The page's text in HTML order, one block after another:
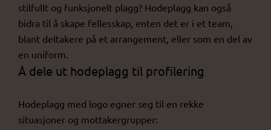
stilfullt og funksjonelt plagg? Hodeplagg kan også
bidra til å skape fellesskap, enten det er i et team,
blant deltakere på et arrangement, eller som en del av
en uniform.
Å dele ut hodeplagg til profilering
Hodeplagg med logo egner seg til en rekke
situasjoner og mottakergrupper: